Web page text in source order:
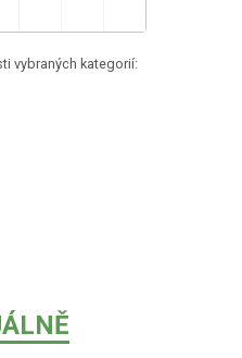
vybraných kategorií: